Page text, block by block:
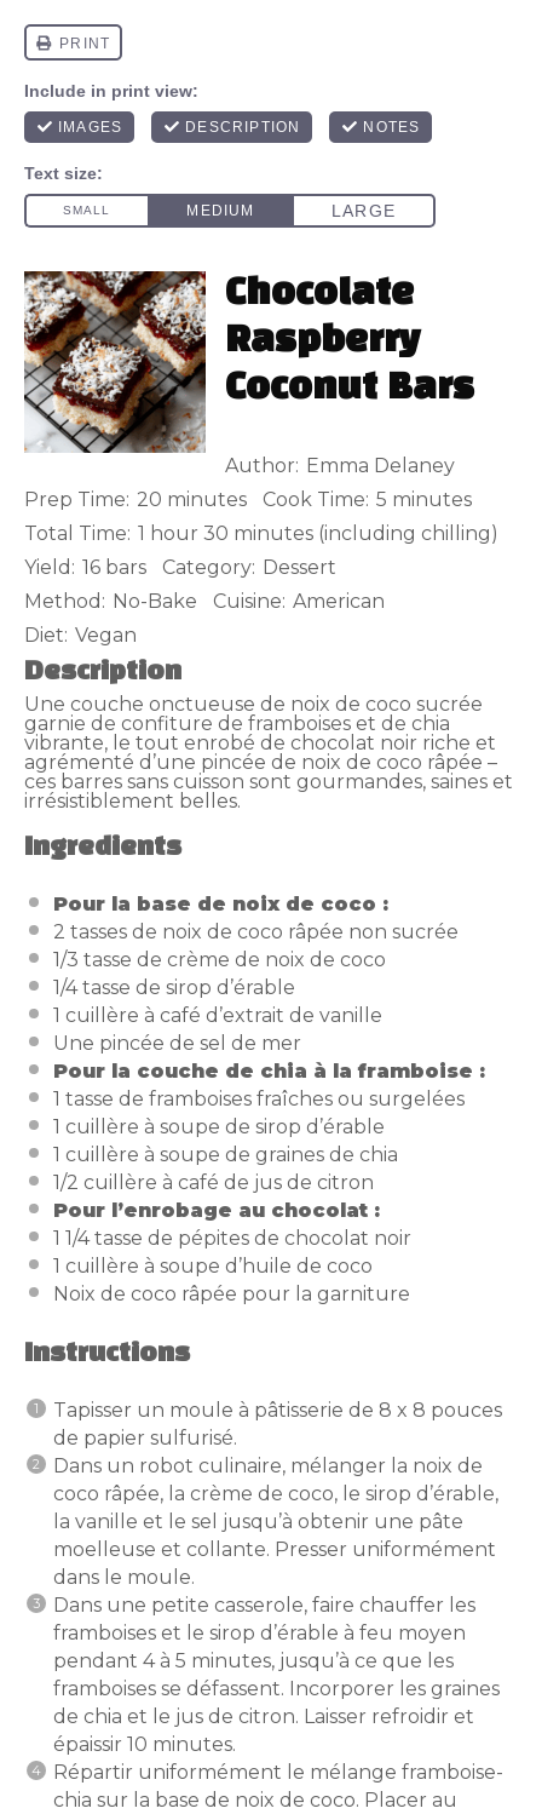
Chocolate
Raspberry
Coconut Bars
Author: Emma Delaney
Prep Time: 20 minutes Cook Time: 5 minutes
Total Time: 1 hour 30 minutes (including chilling)
Yield: 16 bars Category: Dessert
Method: No-Bake Cuisine: American
Diet: Vegan
Description
Une couche onctueuse de noix de coco sucrée
garnie de confiture de framboises et de chia
vibrante, le tout enrobé de chocolat noir riche et
agrémenté d’une pincée de noix de coco râpée –
ces barres sans cuisson sont gourmandes, saines et
irrésistiblement belles.
Ingredients
Pour la base de noix de coco :
2 tasses de noix de coco râpée non sucrée
1/3 tasse de crème de noix de coco
1/4 tasse de sirop d’érable
1 cuillère à café d’extrait de vanille
Une pincée de sel de mer
Pour la couche de chia à la framboise :
1 tasse de framboises fraîches ou surgelées
1 cuillère à soupe de sirop d’érable
1 cuillère à soupe de graines de chia
1/2 cuillère à café de jus de citron
Pour l’enrobage au chocolat :
1 1/4 tasse de pépites de chocolat noir
1 cuillère à soupe d’huile de coco
Noix de coco râpée pour la garniture
Instructions
Tapisser un moule à pâtisserie de 8 x 8 pouces
de papier sulfurisé.
Dans un robot culinaire, mélanger la noix de
coco râpée, la crème de coco, le sirop d’érable,
la vanille et le sel jusqu’à obtenir une pâte
moelleuse et collante. Presser uniformément
dans le moule.
Dans une petite casserole, faire chauffer les
framboises et le sirop d’érable à feu moyen
pendant 4 à 5 minutes, jusqu’à ce que les
framboises se défassent. Incorporer les graines
de chia et le jus de citron. Laisser refroidir et
épaissir 10 minutes.
Répartir uniformément le mélange framboise-
chia sur la base de noix de coco. Placer au